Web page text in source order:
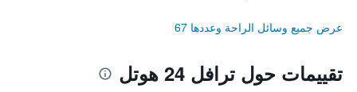
عرض جميع وسائل الراحة وعددها 67
تقييمات حول ترافل 24 هوتل